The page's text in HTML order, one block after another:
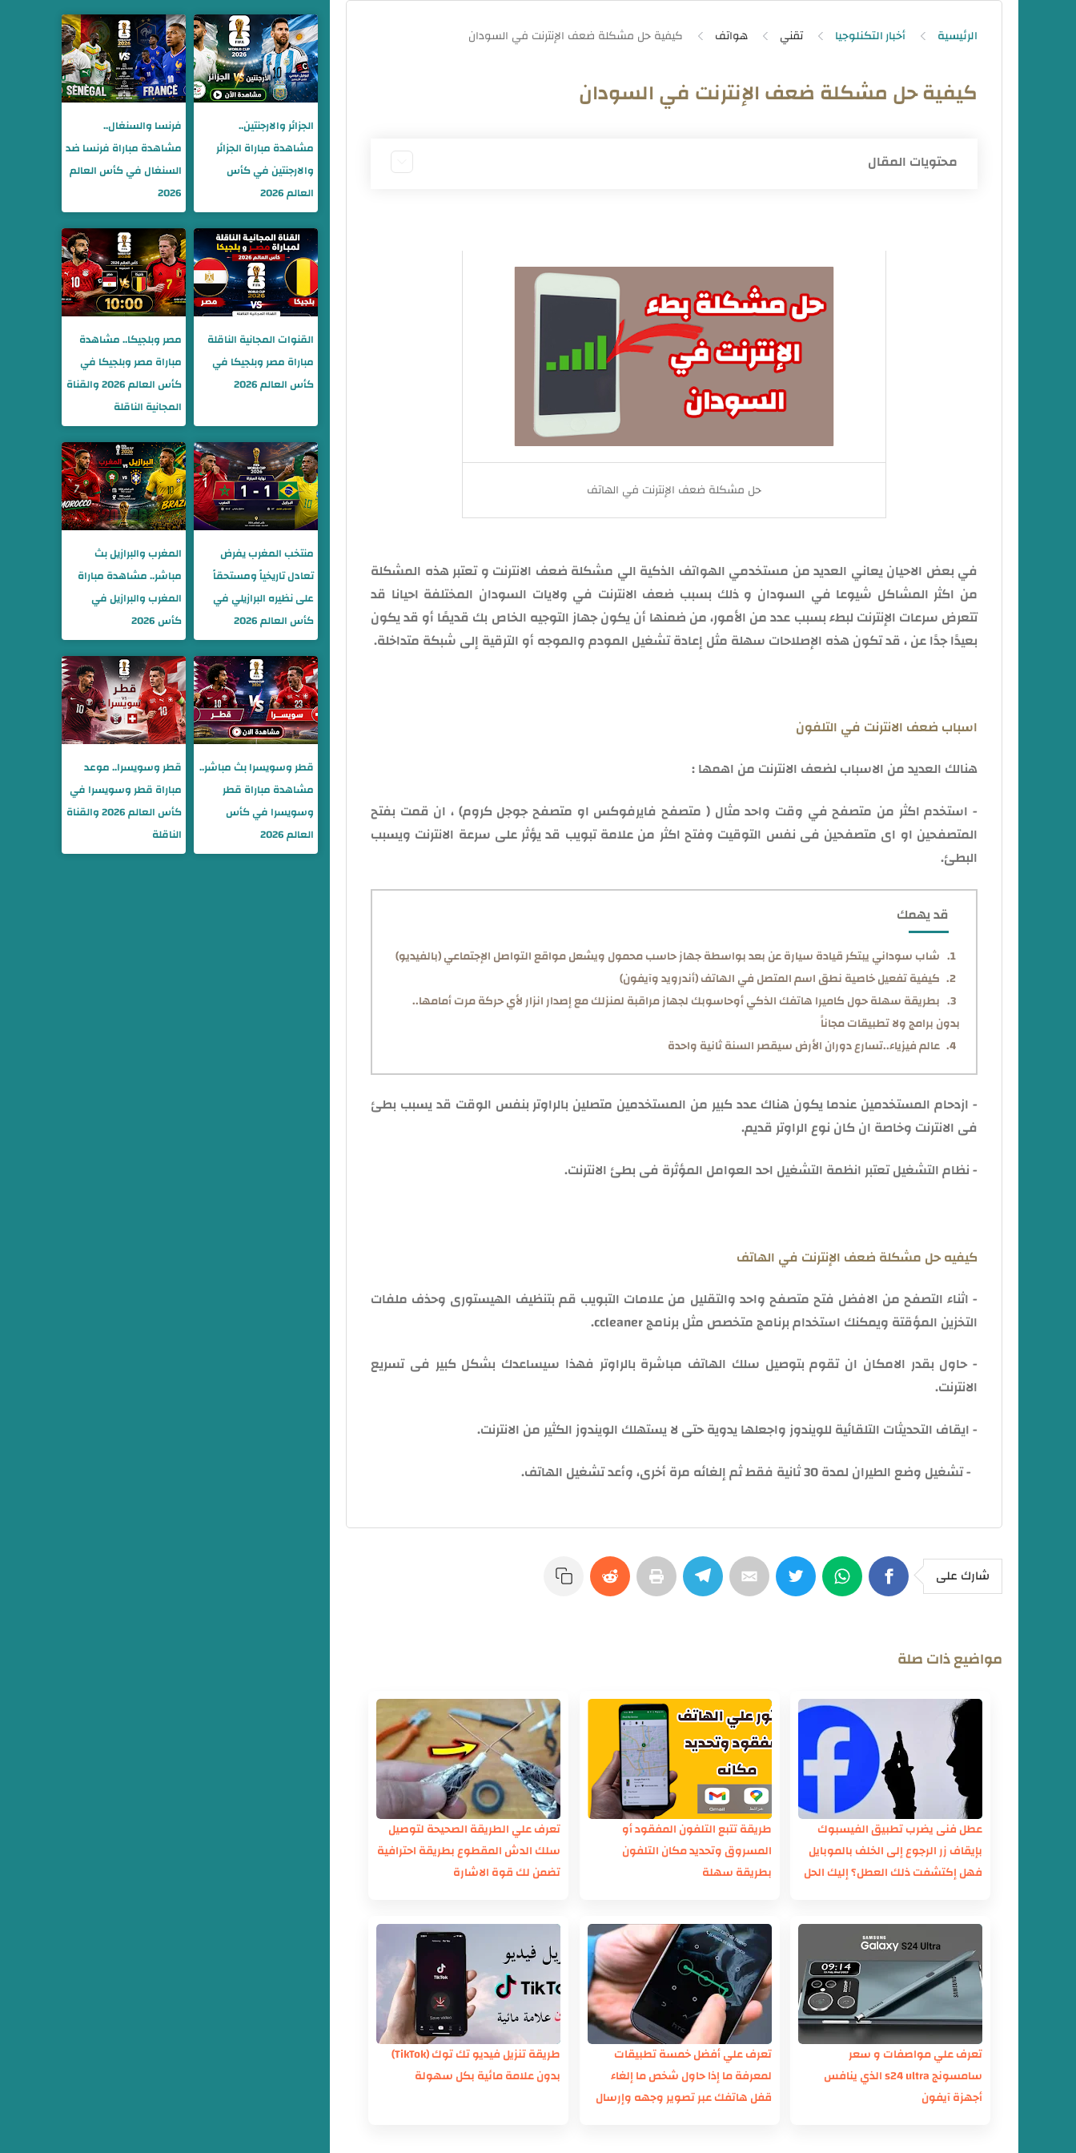
الرئيسية أخبار التكنلوجيا تقني هواتف
كيفية حل مشكلة ضعف الإنترنت في السودان
محتويات المقال
حل مشكلة ضعف الإنترنت في الهاتف
في بعض الاحيان يعاني العديد من مستخدمي الهواتف الذكية الي مشكلة ضعف الانترنت و تعتبر هذه المشكلة
من اكثر المشاكل شيوعا في السودان و ذلك بسبب ضعف الانترنت في ولايات السودان المختلفة احيانا قد
تتعرض سرعات الإنترنت لبطء بسبب عدد من الأمور، من ضمنها أن يكون جهاز التوجيه الخاص بك قديمًا أو قد يكون
بعيدًا جدًا عن ، قد تكون هذه الإصلاحات سهلة مثل إعادة تشغيل المودم والموجه أو الترقية إلى شبكة متداخلة.
اسباب ضعف الانترنت في التلفون
هنالك العديد من الاسباب لضعف الانترنت من اهمها :
- استخدم اكثر من متصفح في وقت واحد مثال ( متصفح فايرفوكس او متصفح جوجل كروم) ، ان قمت بفتح
المتصفحين او اى متصفحين فى نفس التوقيت وفتح اكثر من علامة تبويب قد يؤثر على سرعة الانترنت ويسبب
البطئ.
قد يهمك
شاب سوداني يبتكر قيادة سيارة عن بعد بواسطة جهاز حاسب محمول ويشعل مواقع التواصل الإجتماعي (بالفيديو)
كيفية تفعيل خاصية نطق اسم المتصل في الهاتف (أندرويد وآيفون)
بطريقة سهلة حول كاميرا هاتفك الذكي أوحاسوبك لجهاز مراقبة لمنزلك مع إصدار انزار لأي حركة مرت أمامها..
بدون برامج ولا تطبيقات مجاناً
عالم فيزياء..تسارع دوران الأرض سيقصر السنة ثانية واحدة
- ازدحام المستخدمين عندما يكون هناك عدد كبير من المستخدمين متصلين بالراوتر بنفس الوقت قد يسبب بطئ
فى الانترنت وخاصة ان كان نوع الراوتر قديم.
- نظام التشغيل تعتبر انظمة التشغيل احد العوامل المؤثرة فى بطئ الانترنت.
كيفيه حل مشكلة ضعف الإنترنت في الهاتف
- اثناء التصفح من الافضل فتح متصفح واحد والتقليل من علامات التبويب قم بتنظيف الهيستورى وحذف ملفات
التخزين المؤقتة ويمكنك استخدام برنامج متخصص مثل برنامج ccleaner.
- حاول بقدر الامكان ان تقوم بتوصيل سلك الهاتف مباشرة بالراوتر فهذا سيساعدك بشكل كبير فى تسريع
الانترنت.
- ايقاف التحديثات التلقائية للويندوز واجعلها يدوية حتى لا يستهلك الويندوز الكثير من الانترنت.
- تشغيل وضع الطيران لمدة 30 ثانية فقط ثم إلغائه مرة أخرى، وأعد تشغيل الهاتف.
شارك على
مواضيع ذات صلة
عطل فنى يضرب تطبيق الفيسبوك
بإيقاف زر الرجوع إلى الخلف بالموبايل
فهل إكتشفت ذلك العطل؟ إليك الحل
طريقة تتبع التلفون المفقود أو
المسروق وتحديد مكان التلفون
بطريقة سهلة
تعرف علي الطريقة الصحيحة لتوصيل
سلك الدش المقطوع بطريقة احترافية
تضمن لك قوة الاشارة
تعرف علي مواصفات و سعر
سامسونج s24 ultra الذي ينافس
أجهزة آيفون
تعرف علي أفضل خمسة تطبيقات
لمعرفة ما إذا حاول شخص ما إلغاء
قفل هاتفك عبر تصوير وجهه وإرسال
طريقة تنزيل فيديو تك توك (TikTok)
بدون علامة مائية بكل سهولة
الجزائر والارجنتين..
مشاهدة مباراة الجزائر
والارجنتين في كأس
العالم 2026
فرنسا والسنغال..
مشاهدة مباراة فرنسا ضد
السنغال في كأس العالم
2026
القنوات المجانية الناقلة
مباراة مصر وبلجيكا في
كأس العالم 2026
مصر وبلجيكا.. مشاهدة
مباراة مصر وبلجيكا في
كأس العالم 2026 والقناة
المجانية الناقلة
منتخب المغرب يفرض
تعادل تاريخياً ومستحقاً
على نظيره البرازيلي في
كأس العالم 2026
المغرب والبرازيل بث
مباشر.. مشاهدة مباراة
المغرب والبرازيل في
كأس 2026
قطر وسويسرا بث مباشر..
مشاهدة مباراة قطر
وسويسرا في كأس
العالم 2026
قطر وسويسرا.. موعد
مباراة قطر وسويسرا في
كأس العالم 2026 والقناة
الناقلة